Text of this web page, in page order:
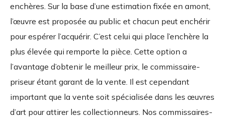
enchères. Sur la base d’une estimation fixée en amont,
l’œuvre est proposée au public et chacun peut enchérir
pour espérer l’acquérir. C’est celui qui place l’enchère la
plus élevée qui remporte la pièce. Cette option a
l’avantage d’obtenir le meilleur prix, le commissaire-
priseur étant garant de la vente. Il est cependant
important que la vente soit spécialisée dans les œuvres
d’art pour attirer les collectionneurs. Nos commissaires-